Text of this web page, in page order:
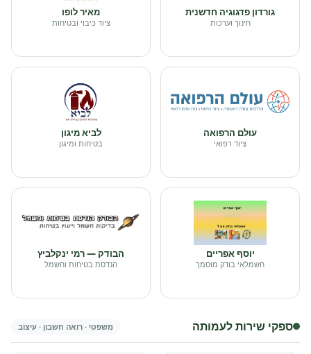
גורדון פדגוגיה חדשנית
חינוך וערכות
מאיר לופו
ציוד כיבוי ובטיחות
עולם הרפואה
ציוד רפואי
לביא מיגון
בטיחות ומיגון
יוסף אפריים
חשמלאי בודק מוסמך
הבודק — רמי ינקלביץ
הנדסת בטיחות וחשמל
ספקי שירות לעמותה משפטי · רואה חשבון · עיצוב